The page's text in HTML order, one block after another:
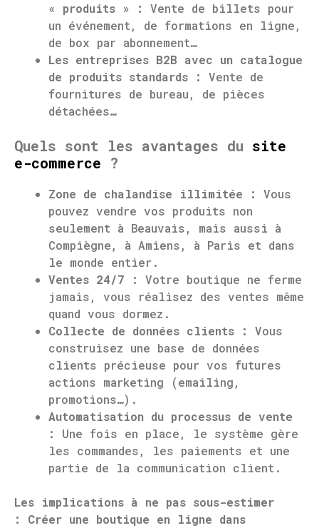
« produits » :
Vente de billets pour
un événement, de formations en ligne,
de box par abonnement…
Les entreprises B2B avec un catalogue
de produits standards :
Vente de
fournitures de bureau, de pièces
détachées…
Quels sont les avantages du site
e-commerce ?
Zone de chalandise illimitée :
Vous
pouvez vendre vos produits non
seulement à Beauvais, mais aussi à
Compiègne, à Amiens, à Paris et dans
le monde entier.
Ventes 24/7 :
Votre boutique ne ferme
jamais, vous réalisez des ventes même
quand vous dormez.
Collecte de données clients :
Vous
construisez une base de données
clients précieuse pour vos futures
actions marketing (emailing,
promotions…).
Automatisation du processus de vente
:
Une fois en place, le système gère
les commandes, les paiements et une
partie de la communication client.
Les implications à ne pas sous-estimer
:
Créer une boutique en ligne dans